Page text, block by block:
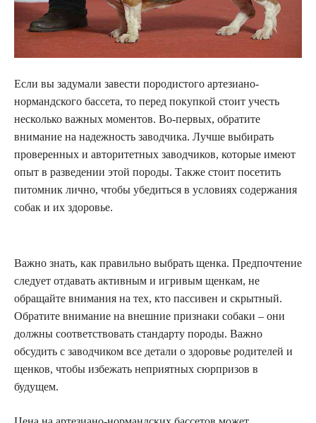
Если вы задумали завести породистого артезиано-
нормандского бассета, то перед покупкой стоит учесть
несколько важных моментов. Во-первых, обратите
внимание на надежность заводчика. Лучше выбирать
проверенных и авторитетных заводчиков, которые имеют
опыт в разведении этой породы. Также стоит посетить
питомник лично, чтобы убедиться в условиях содержания
собак и их здоровье.
Важно знать, как правильно выбрать щенка. Предпочтение
следует отдавать активным и игривым щенкам, не
обращайте внимания на тех, кто пассивен и скрытный.
Обратите внимание на внешние признаки собаки – они
должны соответствовать стандарту породы. Важно
обсудить с заводчиком все детали о здоровье родителей и
щенков, чтобы избежать неприятных сюрпризов в
будущем.